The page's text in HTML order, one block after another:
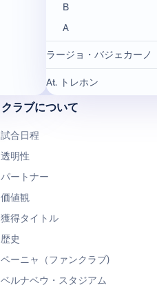
B
A
ラージョ・バジェカーノ
At. トレホン
クラブについて
試合日程
透明性
パートナー
価値観
獲得タイトル
歴史
ペーニャ（ファンクラブ)
ベルナベウ・スタジアム